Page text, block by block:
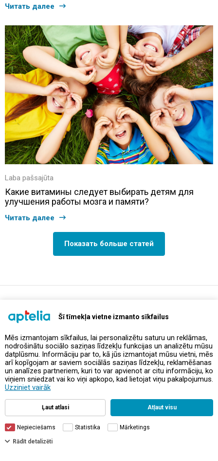
Šī tīmekļa vietne izmanto sīkfailus
Mēs izmantojam sīkfailus, lai personalizētu saturu un reklāmas,
nodrošinātu sociālo saziņas līdzekļu funkcijas un analizētu mūsu
datplūsmu. Informāciju par to, kā jūs izmantojat mūsu vietni, mēs
arī kopīgojam ar saviem sociālās saziņas līdzekļu, reklamēšanas
un analīzes partneriem, kuri to var apvienot ar citu informāciju, ko
viņiem sniedzat vai ko viņi apkopo, kad lietojat viņu pakalpojumus.
Uzziniet vairāk
Ļaut atlasi Atļaut visu
Nepieciešams Statistika Mārketings
Rādīt detalizēti
Читать далее
Laba pašsajūta
Какие витамины следует выбирать детям для
улучшения работы мозга и памяти?
Читать далее
Показать больше статей
Предложения и акции
Контакты